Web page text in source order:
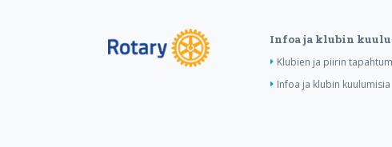
Infoa ja klubin
Klubien ja piirin
Infoa ja klubin kuulumisia